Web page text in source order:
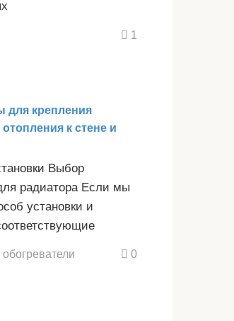
1
для крепления
к стене и
Выбор
радиатора Если мы
установки и
0